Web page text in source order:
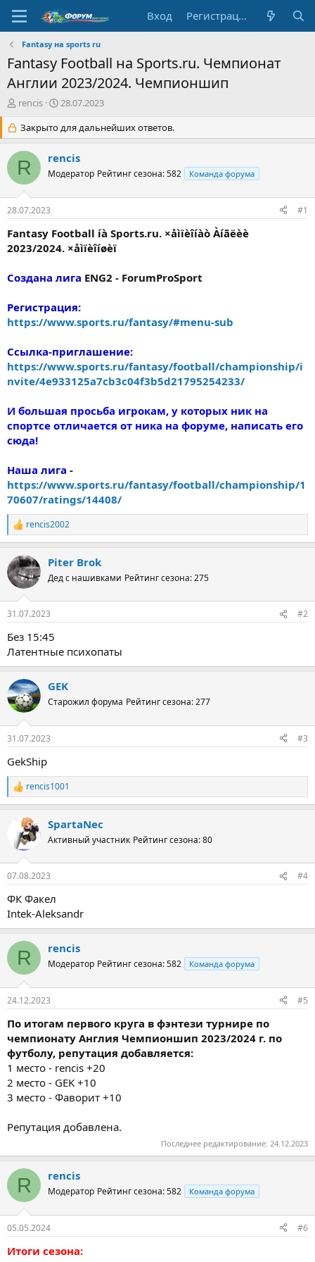
Вход Регистрация
Fantasy на sports ru
Fantasy Football на Sports.ru. Чемпионат
Англии 2023/2024. Чемпионшип
А
т
о
р
т
е
м
rencis
Д
т
а
а
ч
а
28.07.2023
Закрыто для дальнейших ответов.
R rencis
Модератор Рейтинг сезона: 582 Команда форума
28.07.2023 #1
Fantasy Football íà Sports.ru. ×åìïèîíàò Àíãëèè
2023/2024. ×åìïèîíøèï
Создана лига ENG2 - ForumProSport
Регистрация:
https://www.sports.ru/fantasy/#menu-sub
Ссылка-приглашение:
https://www.sports.ru/fantasy/football/championship/i
nvite/4e933125a7cb3c04f3b5d21795254233/
И большая просьба игрокам, у которых ник на
спортсе отличается от ника на форуме, написать его
сюда!
Наша лига -
https://www.sports.ru/fantasy/football/championship/1
70607/ratings/14408/
Р
е
к
ц
и
rencis2002
Piter Brok
Дед с нашивками Рейтинг сезона: 275
31.07.2023 #2
Без 15:45
Латентные психопаты
GEK
Старожил форума Рейтинг сезона: 277
31.07.2023 #3
GekShip
Р
е
ц
и
rencis1001
SpartaNec
Активный участник Рейтинг сезона: 80
07.08.2023 #4
ФК Факел
Intek-Aleksandr
R rencis
Модератор Рейтинг сезона: 582 Команда форума
24.12.2023 #5
По итогам первого круга в фэнтези турнире по
чемпионату Англия Чемпионшип 2023/2024 г. по
футболу, репутация добавляется:
1 место - rencis +20
2 место - GEK +10
3 место - Фаворит +10
Репутация добавлена.
Последнее редактирование: 24.12.2023
R rencis
Модератор Рейтинг сезона: 582 Команда форума
05.05.2024 #6
Итоги сезона: